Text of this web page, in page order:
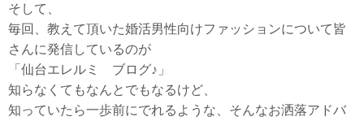
そして、
毎回、教えて頂いた婚活男性向けファッションについて皆
さんに発信しているのが
「仙台エレルミ ブログ♪」
知らなくてもなんとでもなるけど、
知っていたら一歩前にでれるような、そんなお洒落アドバ